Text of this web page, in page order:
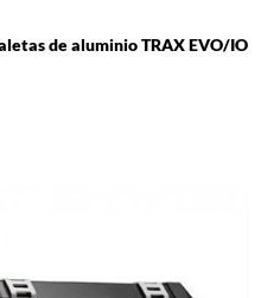
de aluminio TRAX EVO/IO